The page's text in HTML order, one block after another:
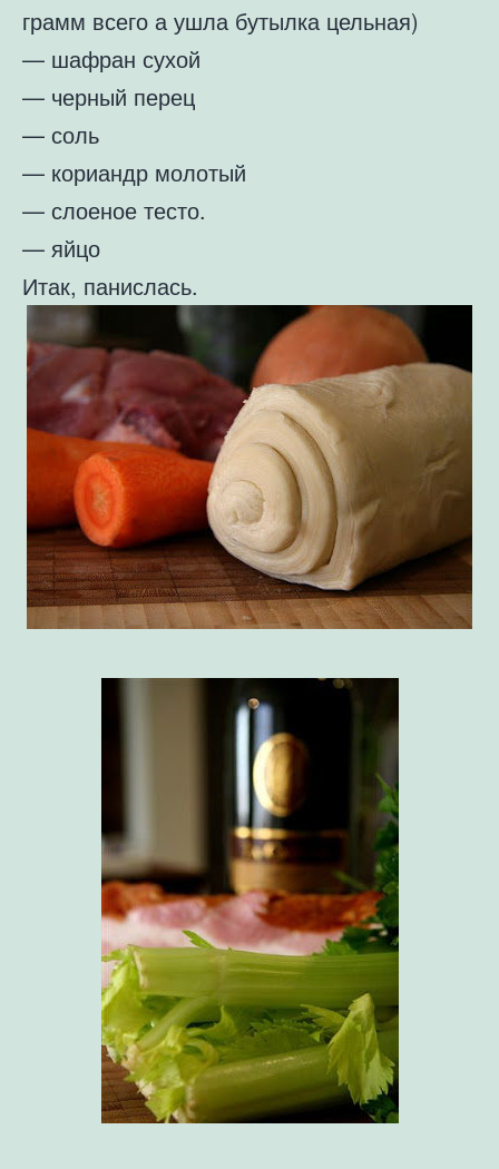
грамм всего а ушла бутылка цельная)
— шафран сухой
— черный перец
— соль
— кориандр молотый
— слоеное тесто.
— яйцо
Итак, панислась.